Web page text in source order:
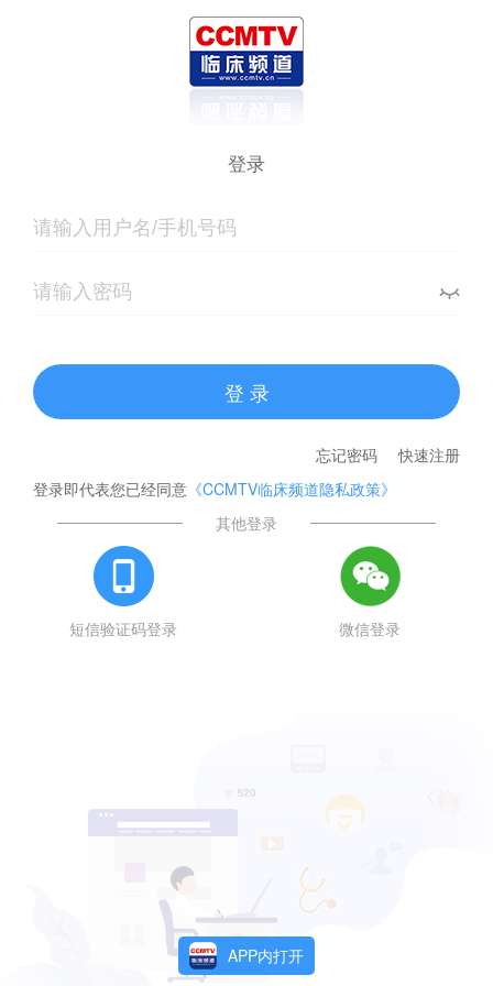
APP内打开
登录
登 录
忘记密码
快速注册
登录即代表您已经同意 《CCMTV临床频道隐私政策》
其他登录
短信验证码登录 微信登录